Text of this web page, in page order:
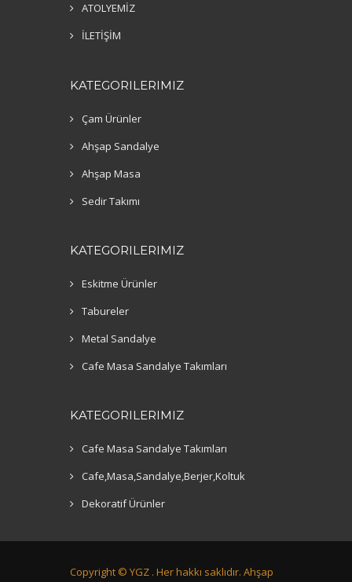
ATOLYEMİZ
İLETİŞİM
KATEGORILERIMIZ
Çam Ürünler
Ahşap Sandalye
Ahşap Masa
Sedir Takımı
KATEGORILERIMIZ
Eskitme Ürünler
Tabureler
Metal Sandalye
Cafe Masa Sandalye Takımları
KATEGORILERIMIZ
Cafe Masa Sandalye Takımları
Cafe,Masa,Sandalye,Berjer,Koltuk
Dekoratif Ürünler
Copyright © YGZ . Her hakkı saklıdır. Ahşap